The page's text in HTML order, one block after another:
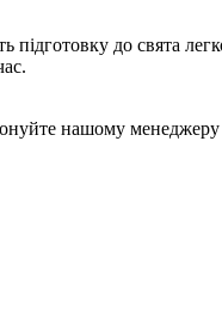
підготовку до свята
нашому